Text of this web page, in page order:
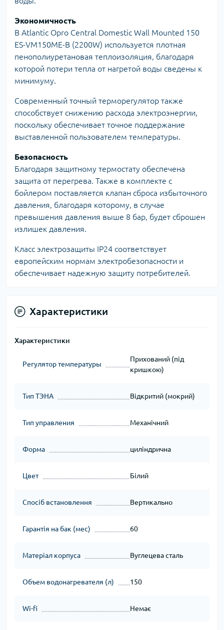
Экономичность
В Atlantic Opro Central Domestic Wall Mounted 150
ES-VM150ME-B (2200W) используется плотная
пенополиуретановая теплоизоляция, благодаря
которой потери тепла от нагретой воды сведены к
минимуму.
Современный точный терморегулятор также
способствует снижению расхода электроэнергии,
поскольку обеспечивает точное поддержание
выставленной пользователем температуры.
Безопасность
Благодаря защитному термостату обеспечена
защита от перегрева. Также в комплекте с
бойлером поставляется клапан сброса избыточного
давления, благодаря которому, в случае
превышения давления выше 8 бар, будет сброшен
излишек давления.
Класс электрозащиты IP24 соответствует
европейским нормам электробезопасности и
обеспечивает надежную защиту потребителей.
Характеристики
Характеристики
Регулятор температуры
Прихований (під
кришкою)
Тип ТЭНА Відкритий (мокрий)
Тип управления Механічний
Форма циліндрична
Цвет Білий
Спосіб встановлення Вертикально
Гарантія на бак (мес) 60
Матеріал корпуса Вуглецева сталь
Объем водонагревателя (л) 150
Wi-fi Немає